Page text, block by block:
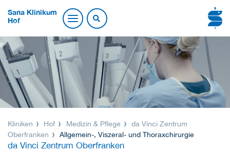
Sana Klinikum
Hof
Kliniken Hof Medizin & Pflege
da Vinci Zentrum
Oberfranken
Allgemein-, Viszeral- und Thoraxchirurgie
da Vinci Zentrum Oberfranken